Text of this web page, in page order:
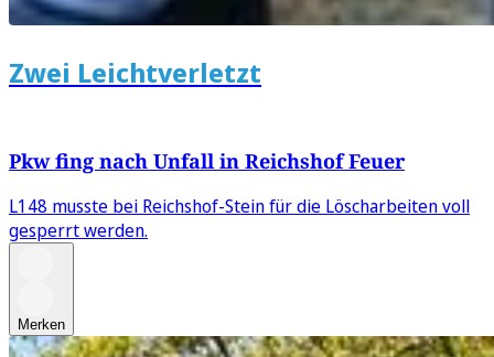
Zwei Leichtverletzt
Pkw fing nach Unfall in Reichshof Feuer
L148 musste bei Reichshof-Stein für die Löscharbeiten voll
gesperrt werden.
Merken